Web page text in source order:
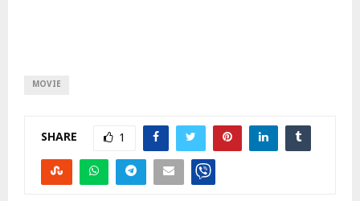
MOVIE
SHARE 1